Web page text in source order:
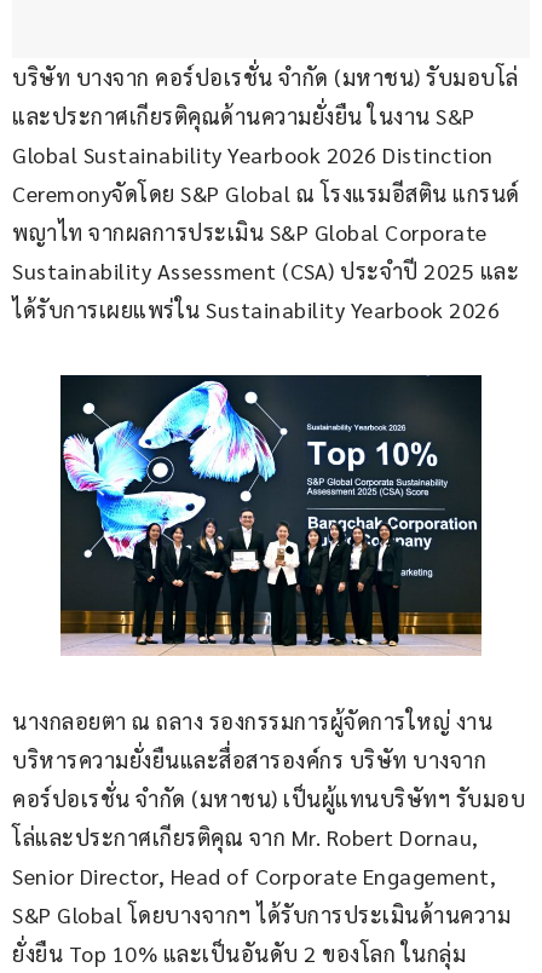
บริษัท บางจาก คอร์ปอเรชั่น จำกัด (มหาชน) รับมอบโล่
และประกาศเกียรติคุณด้านความยั่งยืน ในงาน S&P
Global Sustainability Yearbook 2026 Distinction
Ceremonyจัดโดย S&P Global ณ โรงแรมอีสติน แกรนด์
พญาไท จากผลการประเมิน S&P Global Corporate
Sustainability Assessment (CSA) ประจำปี 2025 และ
ได้รับการเผยแพร่ใน Sustainability Yearbook 2026
นางกลอยตา ณ ถลาง รองกรรมการผู้จัดการใหญ่ งาน
บริหารความยั่งยืนและสื่อสารองค์กร บริษัท บางจาก
คอร์ปอเรชั่น จำกัด (มหาชน) เป็นผู้แทนบริษัทฯ รับมอบ
โล่และประกาศเกียรติคุณ จาก Mr. Robert Dornau,
Senior Director, Head of Corporate Engagement,
S&P Global โดยบางจากฯ ได้รับการประเมินด้านความ
ยั่งยืน Top 10% และเป็นอันดับ 2 ของโลก ในกลุ่ม